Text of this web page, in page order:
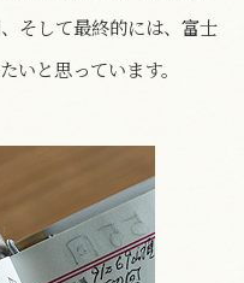
そして最終的には、富士
いと思っています。